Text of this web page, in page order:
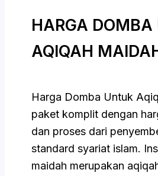
HARGA
AQIQAH
Harga Domba Untuk
paket komplit dengan
dan proses dari
standard syariat islam.
maidah merupakan